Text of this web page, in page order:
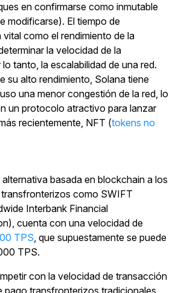
en confirmarse como inmutable
modificarse). El tiempo de
como el rendimiento de la
la velocidad de la
tanto, la escalabilidad de una red.
su alto rendimiento, Solana tiene
una menor congestión de la red, lo
un protocolo atractivo para lanzar
recientemente, NFT (tokens no
basada en blockchain a los
como SWIFT
Interbank Financial
cuenta con una velocidad de
TPS, que supuestamente se puede
TPS.
con la velocidad de transacción
pago transfronterizos tradicionales,